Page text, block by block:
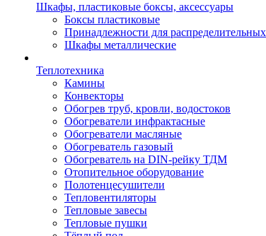
Шкафы, пластиковые боксы, аксессуары
Боксы пластиковые
Принадлежности для
Шкафы металлические
Теплотехника
Камины
Конвекторы
Обогрев труб, кровли, водостоков
Обогреватели инфрактасные
Обогреватели масляные
Обогреватель газовый
Обогреватель на DIN-рейку ТДМ
Отопительное оборудование
Полотенцесушители
Тепловентиляторы
Тепловые завесы
Тепловые пушки